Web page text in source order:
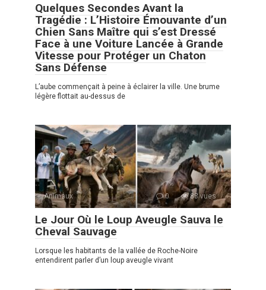
Quelques Secondes Avant la
Tragédie : L’Histoire Émouvante d’un
Chien Sans Maître qui s’est Dressé
Face à une Voiture Lancée à Grande
Vitesse pour Protéger un Chaton
Sans Défense
L’aube commençait à peine à éclairer la ville. Une brume
légère flottait au-dessus de
Animaux 0 88 vues
Le Jour Où le Loup Aveugle Sauva le
Cheval Sauvage
Lorsque les habitants de la vallée de Roche-Noire
entendirent parler d’un loup aveugle vivant